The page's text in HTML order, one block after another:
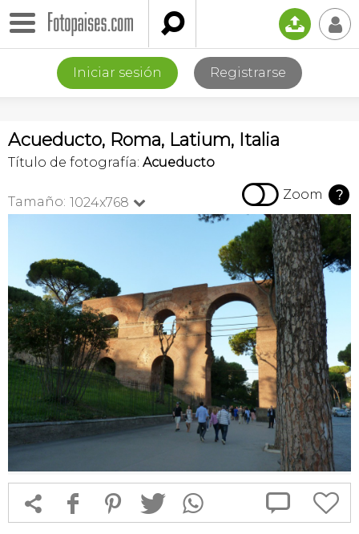
 📤 👤
Iniciar sesión Registrarse
Acueducto, Roma, Latium, Italia
Título de fotografía: Acueducto
Tamaño: 1024x768   Zoom ?
 f 1 T  